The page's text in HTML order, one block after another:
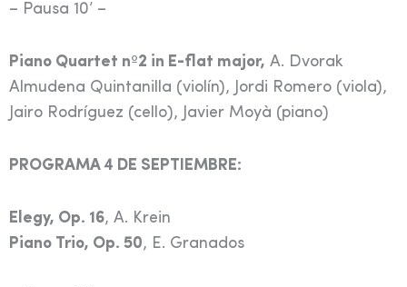
– Pausa 10’ –
Piano Quartet nº2 in E-flat major, A. Dvorak
Almudena Quintanilla (violín), Jordi Romero (viola),
Jairo Rodríguez (cello), Javier Moyà (piano)
PROGRAMA 4 DE SEPTIEMBRE:
Elegy, Op. 16, A. Krein
Piano Trio, Op. 50, E. Granados